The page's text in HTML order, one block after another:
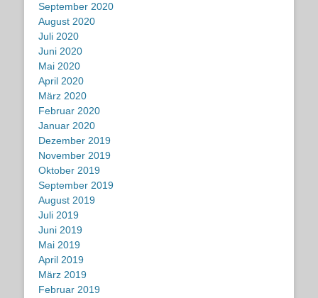
September 2020
August 2020
Juli 2020
Juni 2020
Mai 2020
April 2020
März 2020
Februar 2020
Januar 2020
Dezember 2019
November 2019
Oktober 2019
September 2019
August 2019
Juli 2019
Juni 2019
Mai 2019
April 2019
März 2019
Februar 2019